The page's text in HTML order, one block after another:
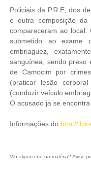
Policiais da P.R.E, dos
e outra composição da
compareceram ao
submetido ao exame
embriaguez,
sanguínea, sendo preso
de Camocim por
(praticar lesão
(conduzir veículo
O acusado já se
Informações do http://
Viu algum erro na matéria? Avise